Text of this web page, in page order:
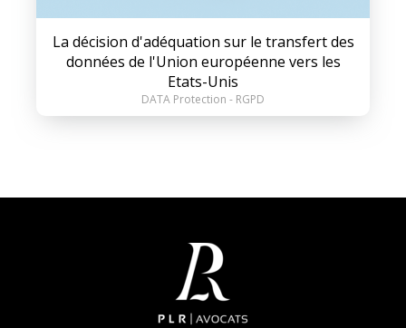
La décision d'adéquation sur le transfert des
données de l'Union européenne vers les
Etats-Unis
DATA Protection - RGPD